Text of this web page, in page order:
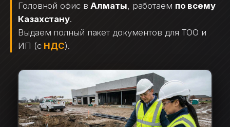
Головной офис вАлматы, работаем по всему
Казахстану.
Выдаем полный пакет документов для ТОО и
ИП (с НДС).